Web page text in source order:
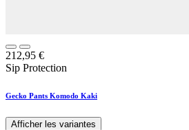
212,95 €
Sip Protection
Gecko Pants Komodo Kaki
Afficher les variantes